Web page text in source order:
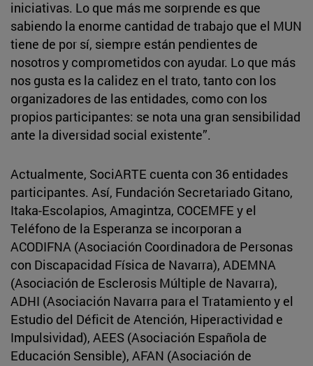
iniciativas. Lo que más me sorprende es que
sabiendo la enorme cantidad de trabajo que el MUN
tiene de por sí, siempre están pendientes de
nosotros y comprometidos con ayudar. Lo que más
nos gusta es la calidez en el trato, tanto con los
organizadores de las entidades, como con los
propios participantes: se nota una gran sensibilidad
ante la diversidad social existente”.
Actualmente, SociARTE cuenta con 36 entidades
participantes. Así, Fundación Secretariado Gitano,
Itaka-Escolapios, Amagintza, COCEMFE y el
Teléfono de la Esperanza se incorporan a
ACODIFNA (Asociación Coordinadora de Personas
con Discapacidad Física de Navarra), ADEMNA
(Asociación de Esclerosis Múltiple de Navarra),
ADHI (Asociación Navarra para el Tratamiento y el
Estudio del Déficit de Atención, Hiperactividad e
Impulsividad), AEES (Asociación Española de
Educación Sensible), AFAN (Asociación de